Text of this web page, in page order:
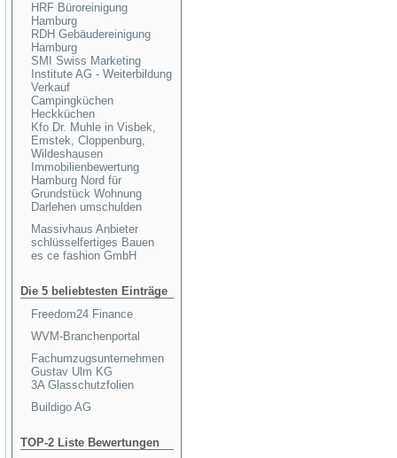
HRF Büroreinigung
Hamburg
RDH Gebäudereinigung
Hamburg
SMI Swiss Marketing
Institute AG - Weiterbildung
Verkauf
Campingküchen
Heckküchen
Kfo Dr. Muhle in Visbek,
Emstek, Cloppenburg,
Wildeshausen
Immobilienbewertung
Hamburg Nord für
Grundstück Wohnung
Darlehen umschulden
Massivhaus Anbieter
schlüsselfertiges Bauen
es ce fashion GmbH
Die 5 beliebtesten Einträge
Freedom24 Finance
WVM-Branchenportal
Fachumzugsunternehmen
Gustav Ulm KG
3A Glasschutzfolien
Buildigo AG
TOP-2 Liste Bewertungen